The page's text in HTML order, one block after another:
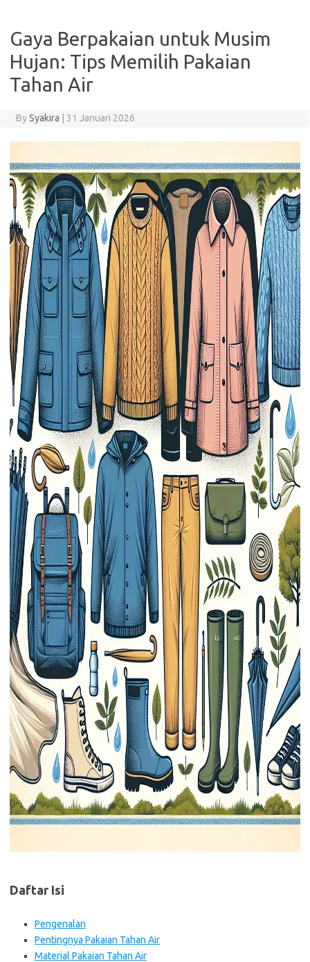
Gaya Berpakaian untuk Musim
Hujan: Tips Memilih Pakaian
Tahan Air
BySyakira 31 Januari 2026
Daftar Isi
Pengenalan
Pentingnya Pakaian Tahan Air
Material Pakaian Tahan Air